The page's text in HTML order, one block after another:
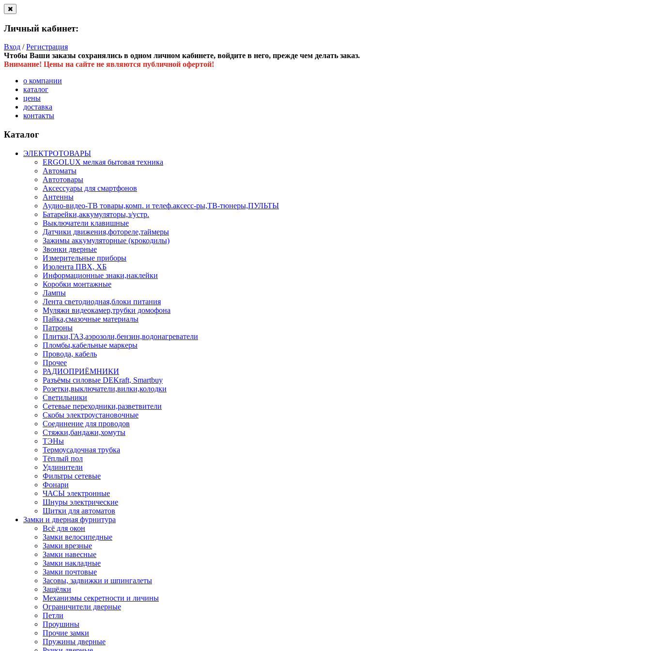
Личный кабинет:
Вход /Регистрация
Чтобы Ваши заказы сохранялись в одном личном кабинете, войдите в него, прежде чем делать заказ.
Внимание! Цены на сайте не являются публичной офертой!
о компании
каталог
цены
доставка
контакты
Каталог
ЭЛЕКТРОТОВАРЫ
ERGOLUX мелкая бытовая техника
Автоматы
Автотовары
Аксессуары для смартфонов
Антенны
Аудио-видео-ТВ товары,комп. и телеф.аксесс-ры,ТВ-тюнеры,ПУЛЬТЫ
Батарейки,аккумуляторы,з/устр.
Выключатели клавишные
Датчики движения,фотореле,таймеры
Зажимы аккумуляторные (крокодилы)
Звонки дверные
Измерительные приборы
Изолента ПВХ, ХБ
Информационные знаки,наклейки
Коробки монтажные
Лампы
Лента светодиодная,блоки питания
Муляжи видеокамер,трубки домофона
Пайка,смазочные материалы
Патроны
Плитки,ГАЗ,аэрозоли,бензин,водонагреватели
Пломбы,кабельные маркеры
Провода, кабель
Прочее
РАДИОПРИЁМНИКИ
Разъёмы силовые DEKraft, Smartbuy
Розетки,выключатели,вилки,колодки
Светильники
Сетевые переходники,разветвители
Скобы электроустановочные
Соединение для проводов
Стяжки,бандажи,хомуты
ТЭНы
Термоусадочная трубка
Тёплый пол
Удлинители
Фильтры сетевые
Фонари
ЧАСЫ электронные
Шнуры электрические
Щитки для автоматов
Замки и дверная фурнитура
Всё для окон
Замки велосипедные
Замки врезные
Замки навесные
Замки накладные
Замки почтовые
Засовы, задвижки и шпингалеты
Защёлки
Механизмы секретности и личины
Ограничители дверные
Петли
Проушины
Прочие замки
Пружины дверные